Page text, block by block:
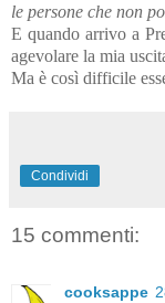
le persone che non
E quando arrivo a
agevolare la mia
Ma è così difficile
Condividi
15 commenti:
cooksappe